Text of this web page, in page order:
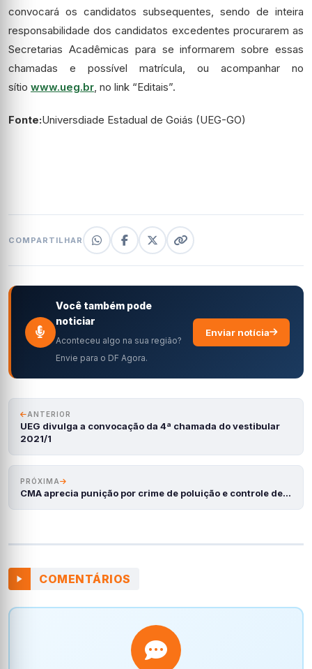
convocará os candidatos subsequentes, sendo de inteira
responsabilidade dos candidatos excedentes procurarem as
Secretarias Acadêmicas para se informarem sobre essas
chamadas e possível matrícula, ou acompanhar no
sítio www.ueg.br, no link “Editais”.
Fonte:Universdiade Estadual de Goiás (UEG-GO)
COMPARTILHAR
Você também pode
noticiar
Aconteceu algo na sua região?
Envie para o DF Agora.
Enviar notícia
ANTERIOR
UEG divulga a convocação da 4ª chamada do vestibular
2021/1
PRÓXIMA
CMA aprecia punição por crime de poluição e controle de…
COMENTÁRIOS